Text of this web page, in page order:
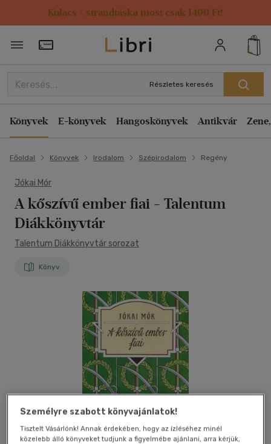
Kulacs / strandtáska most csak 1499 Ft!
Törzsvásárlói Kártya adatai
Részletes keresés
Könyvek E-könyvek Hangoskönyvek Antikvár
Főoldal Könyvek Irodalom Szépirodalom Regény
Jókai Mór
A kőszívű ember fiai - Talentum
Diákkönyvtár
Talentum Diákkönyvtár sorozat
Könyv
Személyre szabott könyvajánlatok!
Tisztelt Vásárlónk! Annak érdekében, hogy az ízléséhez minél
közelebb álló könyveket tudjunk a figyelmébe ajánlani, arra kérjük,